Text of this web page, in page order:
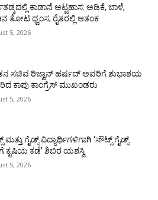
ಕಾಡಾನೆ ಅಟ್ಟಹಾಸ: ಅಡಿಕೆ, ಬಾಳೆ,
ತೋಟ ಧ್ವಂಸ; ರೈತರಲ್ಲಿ ಆತಂಕ
5, 2026
ಸಚಿವ ರಿಜ್ವಾನ್ ಹರ್ಷದ್ ಅವರಿಗೆ ಶುಭಾಶಯ
ಕಾಪು ಕಾಂಗ್ರೆಸ್ ಮುಖಂಡರು
5, 2026
ಮತ್ತು ಗೈಡ್ಸ್ ವಿದ್ಯಾರ್ಥಿಗಳಿಗಾಗಿ ‘ಸೌಟ್ಸ್ ಗೈಡ್ಸ್
ಕೃಷಿಯ ಕಡೆ’ ಶಿಬಿರ ಯಶಸ್ವಿ
5, 2026